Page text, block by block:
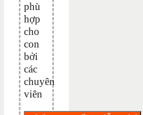
phù
hợp
cho
con
bởi
các
chuyên
viên